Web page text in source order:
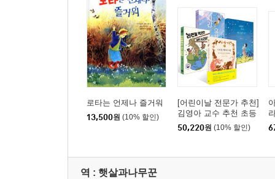
로타는 언제나 즐거워
13,500원 (10% 할인)
[어린이날 전문가 추천]
김영아 교수 추천 초등
고학년 세트
50,220원 (10% 할인)
역 : 햇살과나무꾼